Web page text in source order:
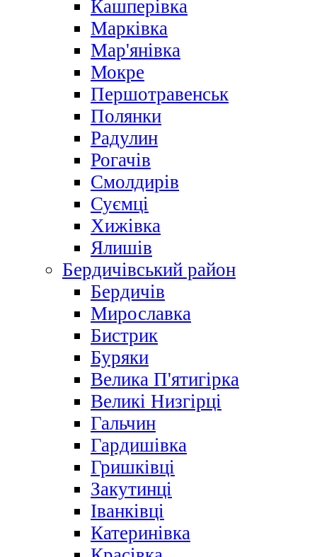
Кашперівка
Марківка
Мар'янівка
Мокре
Першотравенськ
Полянки
Радулин
Рогачів
Смолдирів
Суємці
Хижівка
Ялишів
Бердичівський район
Бердичів
Мирославка
Бистрик
Буряки
Велика П'ятигірка
Великі Низгірці
Гальчин
Гардишівка
Гришківці
Закутинці
Іванківці
Катеринівка